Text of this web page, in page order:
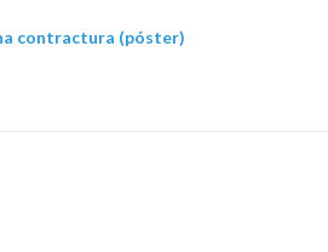
contractura (póster)